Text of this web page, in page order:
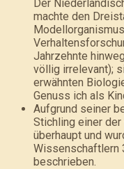
Der
machte den
Jahrzehnte
völlig irrelevant);
erwähnten
Genuss ich als
Aufgrund seiner
Stichling einer
überhaupt und
Wissenschaftlern
beschrieben.